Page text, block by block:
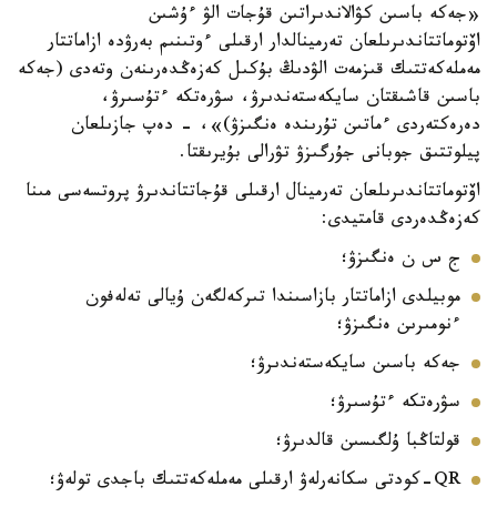
«جەكە باسىن كۋالاندىراتىن قۇجات الۋ ءۇشىن
اۆتوماتتاندىرىلعان تەرمينالدار ارقىلى ءوتىنىم بەرۋدە ازاماتتار
مەملەكەتتىك قىزمەت الۋدىڭ بۇكىل كەزەڭدەرىنەن وتەدى (جەكە
باسىن قاشىقتان سايكەستەندىرۋ، سۋرەتكە ءتۇسىرۋ،
دەرەكتەردى ءماتىن تۇرىندە ەنگىزۋ)»، - دەپ جازىلعان
پيلوتتىق جوبانى جۇرگىزۋ تۋرالى بۇيرىقتا.
اۆتوماتتاندىرىلعان تەرمينال ارقىلى قۇجاتتاندىرۋ پروتسەسى مىنا
كەزەڭدەردى قامتيدى:
ج س ن ەنگىزۋ؛
موبيلدى ازاماتتار بازاسىندا تىركەلگەن ۇيالى تەلەفون
ءنومىرىن ەنگىزۋ؛
جەكە باسىن سايكەستەندىرۋ؛
سۋرەتكە ءتۇسىرۋ؛
قولتاڭبا ۇلگىسىن قالدىرۋ؛
QR-كودتى سكانەرلەۋ ارقىلى مەملەكەتتىك باجدى تولەۋ؛